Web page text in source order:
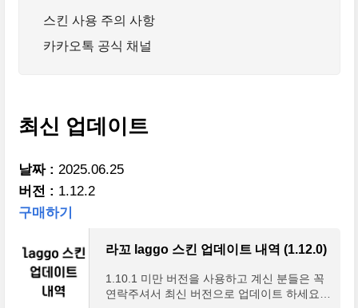
스킨 사용 주의 사항
카카오톡 공식 채널
최신 업데이트
날짜 : 2025.06.25
버전 : 1.12.2
구매하기
라꼬 laggo 스킨 업데이트 내역 (1.12.0)
1.10.1 미만 버전을 사용하고 계신 분들은 꼭
연락주셔서 최신 버전으로 업데이트 하세요!